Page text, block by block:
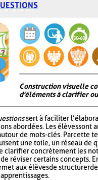
Construction visuelle
d'éléments à clarifier
sert à faciliter
abordées. Les élèves sont
de mots-clés. Par cette
une toile, un réseau de
clarifier concrètement les
réviser certains concepts.
aux élèves de structurer